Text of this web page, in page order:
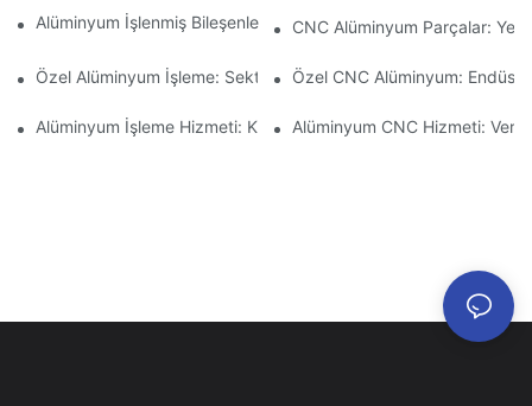
Alüminyum İşlenmiş Bileşenler: Niş Pazarlar İçin Özelleştirme
CNC Alüminyum Parçalar:
Özel Alüminyum İşleme: Sektördeki En Son Yenilikleri Keşfedin
Özel CNC Alüminyum:
Alüminyum İşleme Hizmeti: Kapsamlı Proje Yönetimi
Alüminyum CNC Hizmeti: Veri